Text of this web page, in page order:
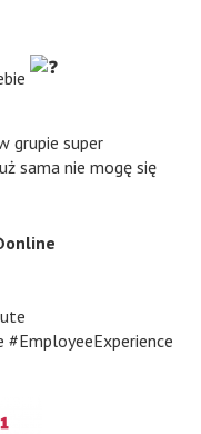
grupie super
sama nie mogę się
#EmployeeExperience